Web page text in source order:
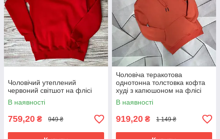
Чоловічий утеплений
червоний світшот на флісі
В наявності
759,20 ₴ 949 ₴
Чоловіча теракотова
однотонна толстовка кофта
худі з капюшоном на флісі
В наявності
919,20 ₴ 1 149 ₴